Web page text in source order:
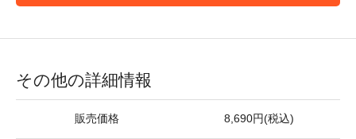
その他の詳細情報
販売価格 8,690円(税込)